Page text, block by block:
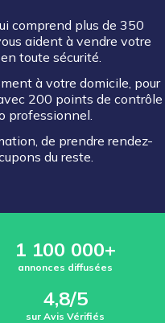
comprend plus de 350
aident à vendre votre
toute sécurité.
à votre domicile, pour
200 points de contrôle
professionnel.
de prendre rendez-
du reste.
1 100 000+
annonces diffusées
4,8/5
sur Avis Vérifiés